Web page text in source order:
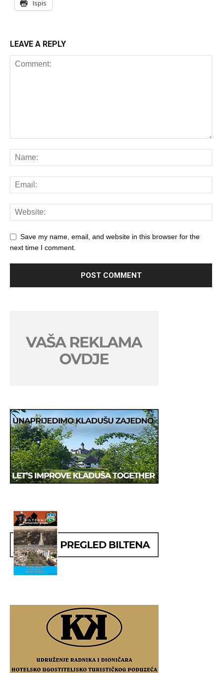
Ispis
LEAVE A REPLY
Save my name, email, and website in this browser for the
next time I comment.